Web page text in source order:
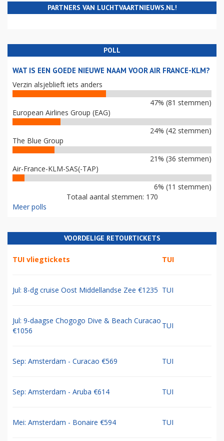
PARTNERS VAN LUCHTVAARTNIEUWS.NL!
POLL
WAT IS EEN GOEDE NIEUWE NAAM VOOR AIR FRANCE-KLM?
Verzin alsjeblieft iets anders
47% (81 stemmen)
European Airlines Group (EAG)
24% (42 stemmen)
The Blue Group
21% (36 stemmen)
Air-France-KLM-SAS(-TAP)
6% (11 stemmen)
Totaal aantal stemmen: 170
Meer polls
VOORDELIGE RETOURTICKETS
TUI vliegtickets TUI
Jul: 8-dg cruise Oost Middellandse Zee €1235 TUI
Jul: 9-daagse Chogogo Dive & Beach Curacao
€1056
TUI
Sep: Amsterdam - Curacao €569 TUI
Sep: Amsterdam - Aruba €614 TUI
Mei: Amsterdam - Bonaire €594 TUI